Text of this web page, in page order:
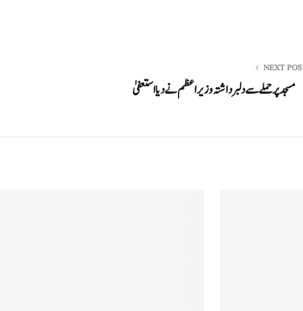
NEXT
مسجد پر حملے سے دلبرداشتہ وزیر اعظم نے دیا استعفیٰ